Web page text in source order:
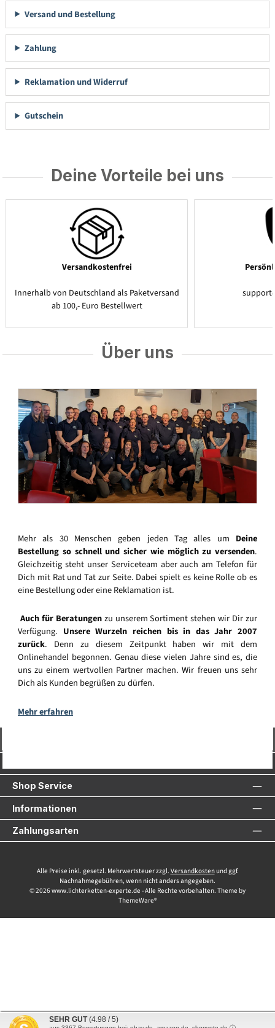
Versand und Bestellung
Zahlung
Reklamation und Widerruf
Gutschein
Deine Vorteile bei uns
Versandkostenfrei
Innerhalb von Deutschland als Paketversand
ab 100,- Euro Bestellwert
Über uns
Mehr als 30 Menschen geben jeden Tag alles um Deine
Bestellung so schnell und sicher wie möglich zu versenden.
Gleichzeitig steht unser Serviceteam aber auch am Telefon für
Dich mit Rat und Tat zur Seite. Dabei spielt es keine Rolle ob es
eine Bestellung oder eine Reklamation ist.
Auch für Beratungenzu unserem Sortiment stehen wir Dir zur
Verfügung. Unsere Wurzeln reichen bis in das Jahr 2007
zurück. Denn zu diesem Zeitpunkt haben wir mit dem
Onlinehandel begonnen. Genau diese vielen Jahre sind es, die
uns zu einem wertvollen Partner machen. Wir freuen uns sehr
Dich als Kunden begrüßen zu dürfen.
Mehr erfahren
Shop Service
Informationen
Zahlungsarten
Alle Preise inkl. gesetzl. Mehrwertsteuer zzgl. Versandkostenund ggf.
Nachnahmegebühren, wenn nicht anders angegeben.
© 2026 www.lichterketten-experte.de - Alle Rechte vorbehalten. Theme by
ThemeWare®
SEHR GUT (4.98 / 5)